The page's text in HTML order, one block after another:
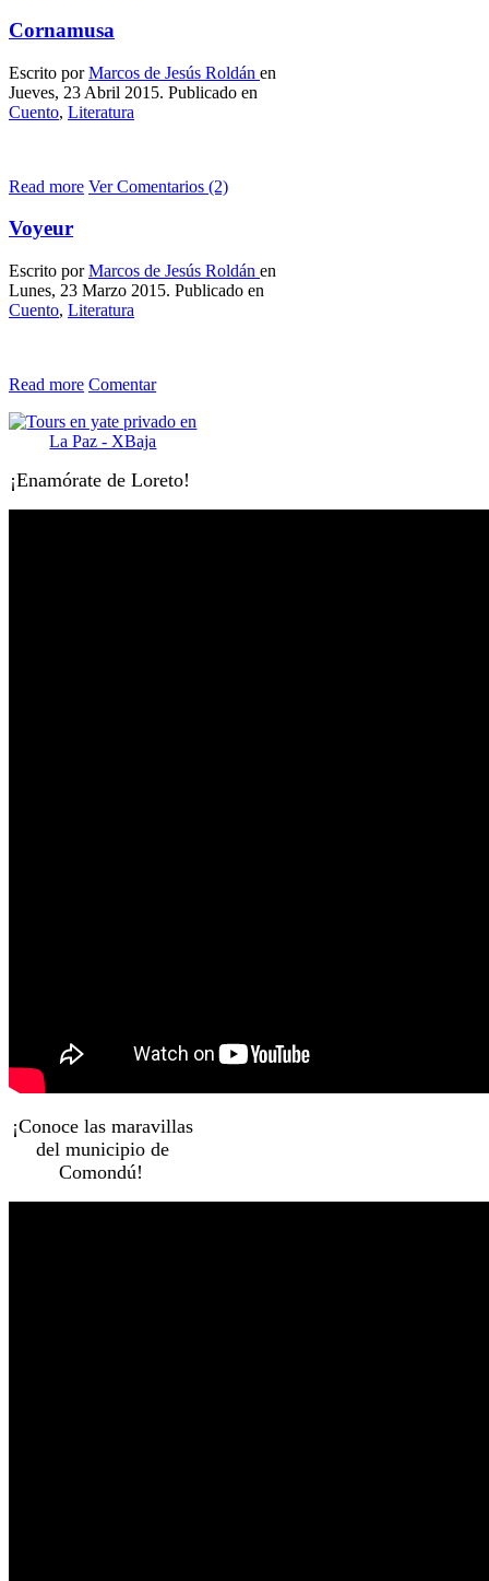
Cornamusa
Escrito porMarcos de Jesús Roldán en
Jueves, 23 Abril 2015. Publicado en
Cuento, Literatura
Read more Ver Comentarios (2)
Voyeur
Escrito porMarcos de Jesús Roldán en
Lunes, 23 Marzo 2015. Publicado en
Cuento, Literatura
Read more Comentar
¡Enamórate de Loreto!
¡Conoce las maravillas
del municipio de
Comondú!